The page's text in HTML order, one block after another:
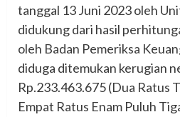
tanggal 13 Juni 2023 oleh
didukung dari hasil
oleh Badan Pemeriksa
diduga ditemukan kerugian
Rp.233.463.675 (Dua Ratus
Empat Ratus Enam Puluh